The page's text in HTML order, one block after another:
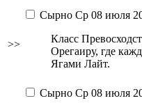
>>
Сырно Ср 08 июля
Класс
Орегаиру, где
Ягами Лайт.
Сырно Ср 08 июля